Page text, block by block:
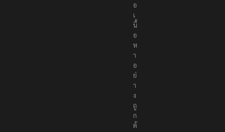
อ
เ
นื้
อ
ห
า
อ
ย่
า
ง
ถู
ก
ต้